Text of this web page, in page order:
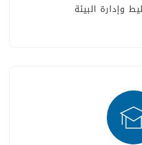
وإدارة البيئة